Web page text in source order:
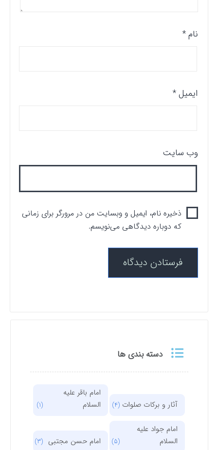
دسته بندی ها
آثار و برکات صلوات(4)
امام باقر علیه
السلام
امام جواد علیه
السلام
امام حسن مجتبی (3)
نام*
ایمیل*
وب‌ سایت
ذخیره نام، ایمیل و وبسایت من در مرورگر برای زمانی
که دوباره دیدگاهی می‌نویسم.